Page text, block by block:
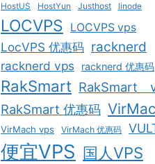
HostUS HostYun Justhost linode
LOCVPS LOCVPS vps
LocVPS 优惠码 racknerd
racknerd vps racknerd 优惠码
RakSmart RakSmart
RakSmart 优惠码
VirMach vps VirMach 优惠码
便宜VPS 国人VPS